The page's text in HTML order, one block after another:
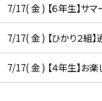
7/17( 金 ) 【６年生】サ
7/17( 金 ) 【ひかり２組
7/17( 金 ) 【４年生】お